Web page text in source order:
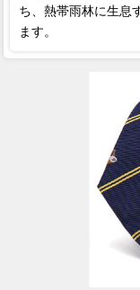
ち、熱帯雨林に生息
ます。